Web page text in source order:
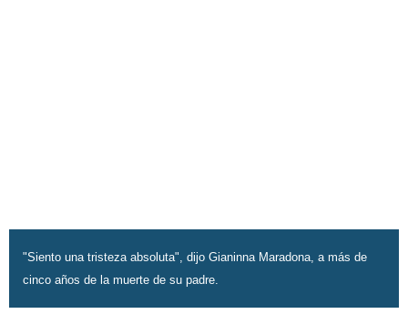
"Siento una tristeza absoluta", dijo Gianinna Maradona, a más de
cinco años de la muerte de su padre.